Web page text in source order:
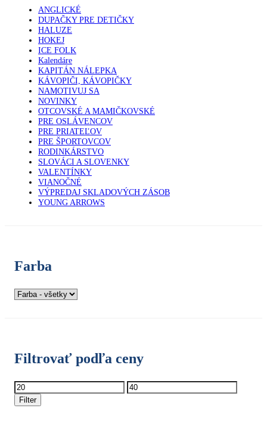
ANGLICKÉ
DUPAČKY PRE DETIČKY
HALUZE
HOKEJ
ICE FOLK
Kalendáre
KAPITÁN NÁLEPKA
KÁVOPIČI, KÁVOPIČKY
NAMOTIVUJ SA
NOVINKY
OTCOVSKÉ A MAMIČKOVSKÉ
PRE OSLÁVENCOV
PRE PRIATEĽOV
PRE ŠPORTOVCOV
RODINKÁRSTVO
SLOVÁCI A SLOVENKY
VALENTÍNKY
VIANOČNÉ
VÝPREDAJ SKLADOVÝCH ZÁSOB
YOUNG ARROWS
Farba
Filtrovať podľa ceny
Minimálna
cena
Maximálna
cena
Filter